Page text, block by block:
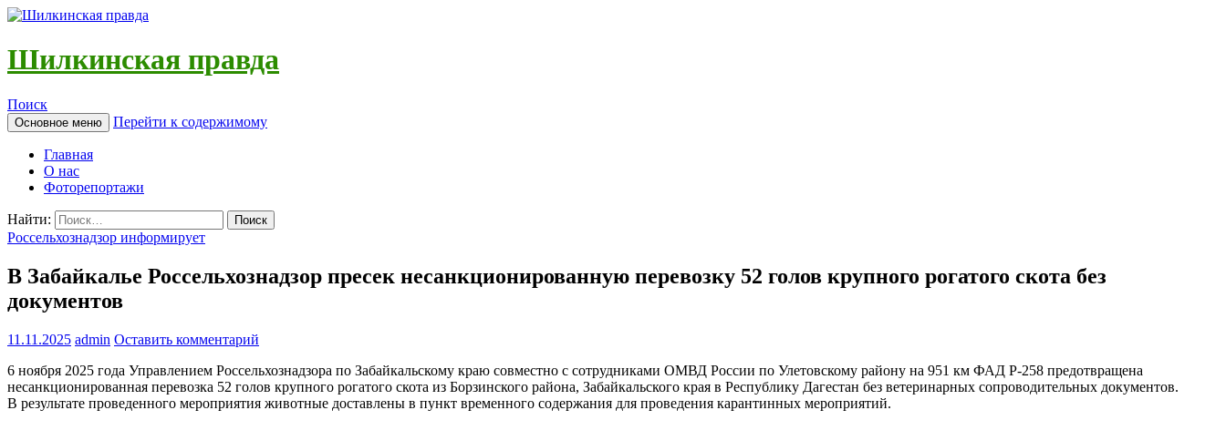
Шилкинская правда
Поиск
Основное меню Перейти к содержимому
Главная
О нас
Фоторепортажи
Найти:
Россельхознадзор информирует
В Забайкалье Россельхознадзор пресек несанкционированную перевозку 52 голов крупного рогатого скота без
документов
11.11.2025 admin Оставить комментарий
6 ноября 2025 года Управлением Россельхознадзора по Забайкальскому краю совместно с сотрудниками ОМВД России по Улетовскому району на 951 км ФАД Р-258 предотвращена
несанкционированная перевозка 52 голов крупного рогатого скота из Борзинского района, Забайкальского края в Республику Дагестан без ветеринарных сопроводительных документов.
В результате проведенного мероприятия животные доставлены в пункт временного содержания для проведения карантинных мероприятий.